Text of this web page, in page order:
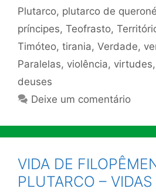
Plutarco, plutarco de
príncipes, Teofrasto,
Timóteo, tirania, Verdade,
Paralelas, violência, virtudes,
deuses
Deixe um comentário
VIDA DE
PLUTARCO –